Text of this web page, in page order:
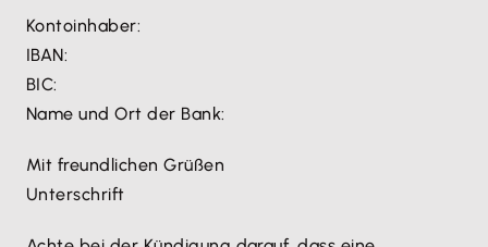
Kontoinhaber:
IBAN:
BIC:
Name und Ort der Bank:
Mit freundlichen Grüßen
Unterschrift